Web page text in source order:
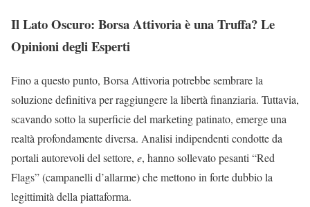
Il Lato Oscuro: Borsa Attivoria è una Truffa? Le
Opinioni degli Esperti
Fino a questo punto, Borsa Attivoria potrebbe sembrare la
soluzione definitiva per raggiungere la libertà finanziaria. Tuttavia,
scavando sotto la superficie del marketing patinato, emerge una
realtà profondamente diversa. Analisi indipendenti condotte da
portali autorevoli del settore, e, hanno sollevato pesanti “Red
Flags” (campanelli d’allarme) che mettono in forte dubbio la
legittimità della piattaforma.